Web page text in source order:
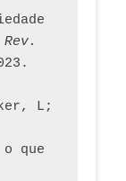
Rev.
L;
que